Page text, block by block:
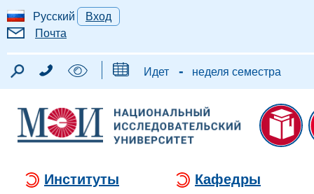
Русский
Вход
Почта
Идет - неделя семестра
Институты Кафедры